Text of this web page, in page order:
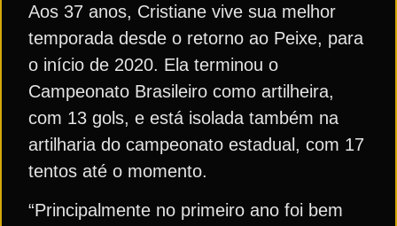
Aos 37 anos, Cristiane vive sua melhor
temporada desde o retorno ao Peixe, para
o início de 2020. Ela terminou o
Campeonato Brasileiro como artilheira,
com 13 gols, e está isolada também na
artilharia do campeonato estadual, com 17
tentos até o momento.
“Principalmente no primeiro ano foi bem